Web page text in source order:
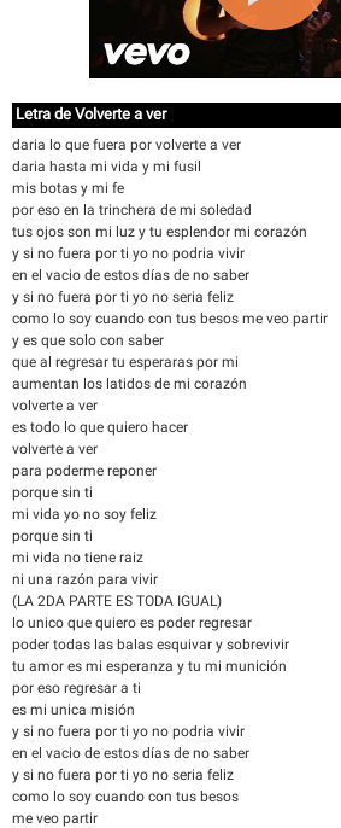
Letra de Volverte a ver
daria lo que fuera por volverte a ver
daria hasta mi vida y mi fusil
mis botas y mi fe
por eso en la trinchera de mi soledad
tus ojos son mi luz y tu esplendor mi corazón
y si no fuera por ti yo no podria vivir
en el vacio de estos días de no saber
y si no fuera por ti yo no seria feliz
como lo soy cuando con tus besos me veo partir
y es que solo con saber
que al regresar tu esperaras por mi
aumentan los latidos de mi corazón
volverte a ver
es todo lo que quiero hacer
volverte a ver
para poderme reponer
porque sin ti
mi vida yo no soy feliz
porque sin ti
mi vida no tiene raiz
ni una razón para vivir
(LA 2DA PARTE ES TODA IGUAL)
lo unico que quiero es poder regresar
poder todas las balas esquivar y sobrevivir
tu amor es mi esperanza y tu mi munición
por eso regresar a ti
es mi unica misión
y si no fuera por ti yo no podria vivir
en el vacio de estos días de no saber
y si no fuera por ti yo no seria feliz
como lo soy cuando con tus besos
me veo partir